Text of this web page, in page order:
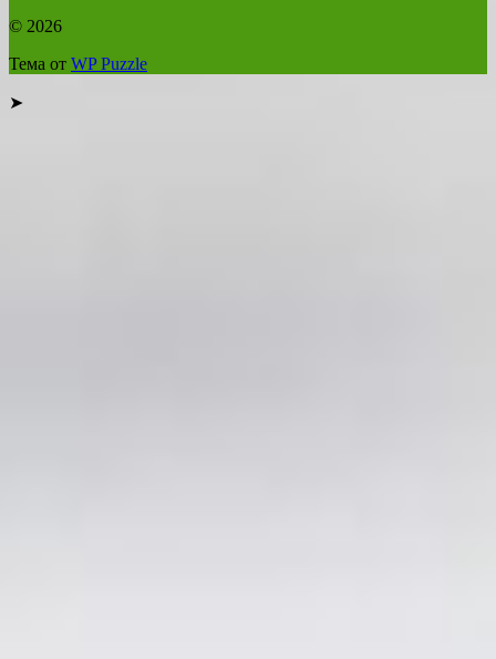
© 2026
Тема от WP Puzzle
➤